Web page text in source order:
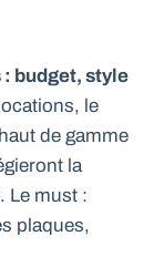
budget, style
le
de gamme
la
Le must :
plaques,